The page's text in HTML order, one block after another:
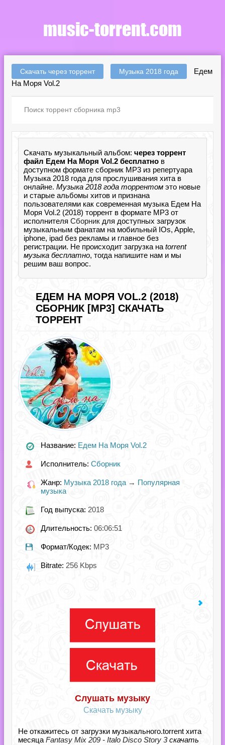
Скачать через торрент Музыка 2018 года
Едем
На Моря Vol.2
Скачать музыкальный альбом: через торрент
файл Едем На Моря Vol.2 бесплатно в
доступном формате сборник MP3 из репертуара
Музыка 2018 года для прослушивания хита в
онлайне. Музыка 2018 года торрентом это новые
и старые альбомы хитов и признана
пользователями как современная музыка Едем На
Моря Vol.2 (2018) торрент в формате MP3 от
исполнителя Сборник для доступных загрузок
музыкальным фанатам на мобильный IOs, Apple,
iphone, ipad без рекламы и главное без
регистрации. Не происходит загрузка на torrent
музыка бесплатно, тогда напишите нам и мы
решим ваш вопрос.
ЕДЕМ НА МОРЯ VOL.2 (2018)
СБОРНИК [MP3] СКАЧАТЬ
ТОРРЕНТ
Название: Едем На Моря Vol.2
Исполнитель: Сборник
Жанр: Музыка 2018 года → Популярная
музыка
Год выпуска: 2018
Длительность: 06:06:51
Формат/Кодек: MP3
Bitrate: 256 Kbps
Слушать музыку
Скачать музыку
Не откажитесь от загрузки музыкального.torrent хита
месяца Fantasy Mix 209 - Italo Disco Story 3скачать